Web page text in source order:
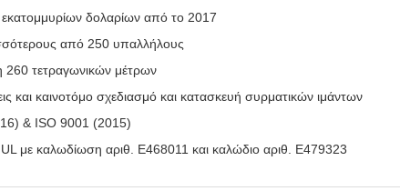
δολαρίων από το 2017
από 250 υπαλλήλους
260 τετραγωνικών μέτρων
και καινοτόμο σχεδιασμό και κατασκευή συρματικών ιμάντων
& ISO 9001 (2015)
με καλωδίωση αριθ. E468011 και καλώδιο αριθ. E479323